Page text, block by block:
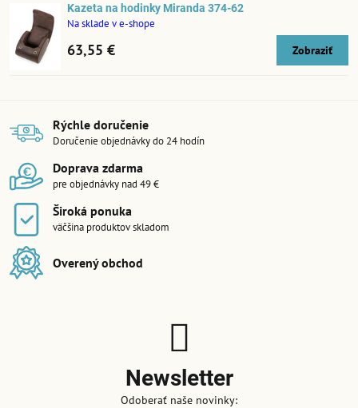
Kazeta na hodinky Miranda 374-62
Na sklade v e-shope
63,55 € Zobraziť
Rýchle doručenie
Doručenie objednávky do 24 hodín
Doprava zdarma
pre objednávky nad 49 €
Široká ponuka
väčšina produktov skladom
Overený obchod
Newsletter
Odoberať naše novinky: